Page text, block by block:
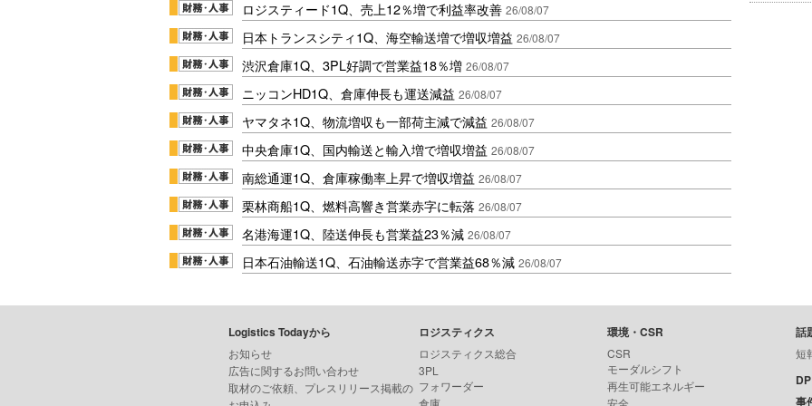
ロジスティード1Q、売上12％増で利益率改善 26/08/07
日本トランスシティ1Q、海空輸送増で増収増益 26/08/07
渋沢倉庫1Q、3PL好調で営業益18％増 26/08/07
ニッコンHD1Q、倉庫伸長も運送減益 26/08/07
ヤマタネ1Q、物流増収も一部荷主減で減益 26/08/07
中央倉庫1Q、国内輸送と輸入増で増収増益 26/08/07
南総通運1Q、倉庫稼働率上昇で増収増益 26/08/07
栗林商船1Q、燃料高響き営業赤字に転落 26/08/07
名港海運1Q、陸送伸長も営業益23％減 26/08/07
日本石油輸送1Q、石油輸送赤字で営業益68％減 26/08/07
Logistics Todayから
お知らせ
広告に関するお問い合わせ
取材のご依頼、プレスリリース掲載の
ロジスティクス
ロジスティクス総合
3PL
フォワーダー
倉庫
環境・CSR
CSR
モーダルシフト
再生可能エネルギー
安全
話
短
事